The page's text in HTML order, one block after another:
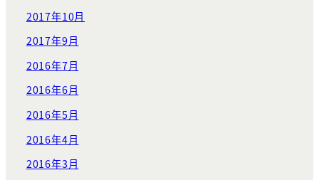
2017年10月
2017年9月
2016年7月
2016年6月
2016年5月
2016年4月
2016年3月